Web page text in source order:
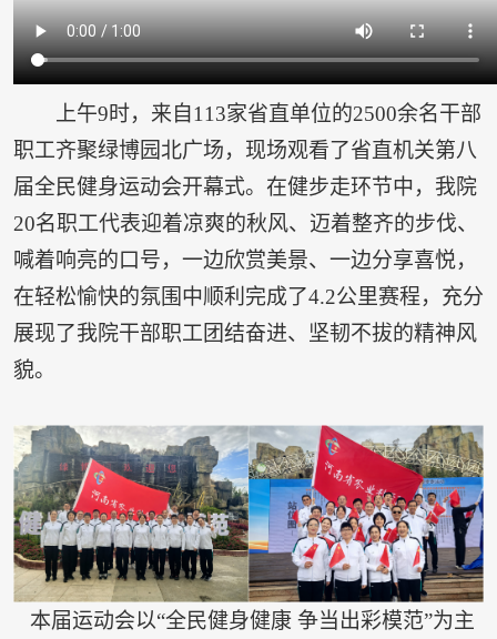
上午9时，来自113家省直单位的2500余名干部
职工齐聚绿博园北广场，现场观看了省直机关第八
届全民健身运动会开幕式。在健步走环节中，我院
20名职工代表迎着凉爽的秋风、迈着整齐的步伐、
喊着响亮的口号，一边欣赏美景、一边分享喜悦，
在轻松愉快的氛围中顺利完成了4.2公里赛程，充分
展现了我院干部职工团结奋进、坚韧不拔的精神风
貌。
本届运动会以“全民健身健康 争当出彩模范”为主